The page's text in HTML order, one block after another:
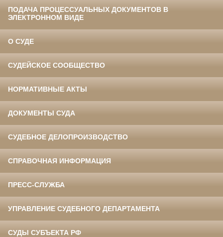
ПОДАЧА ПРОЦЕССУАЛЬНЫХ ДОКУМЕНТОВ В
ЭЛЕКТРОННОМ ВИДЕ
О СУДЕ
СУДЕЙСКОЕ СООБЩЕСТВО
НОРМАТИВНЫЕ АКТЫ
ДОКУМЕНТЫ СУДА
СУДЕБНОЕ ДЕЛОПРОИЗВОДСТВО
СПРАВОЧНАЯ ИНФОРМАЦИЯ
ПРЕСС-СЛУЖБА
УПРАВЛЕНИЕ СУДЕБНОГО ДЕПАРТАМЕНТА
СУДЫ СУБЪЕКТА РФ